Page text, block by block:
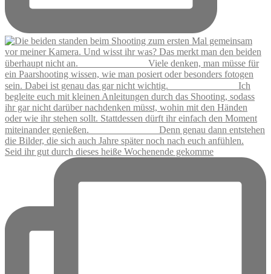
Seid ihr gut durch dieses heiße Wochenende gekomme